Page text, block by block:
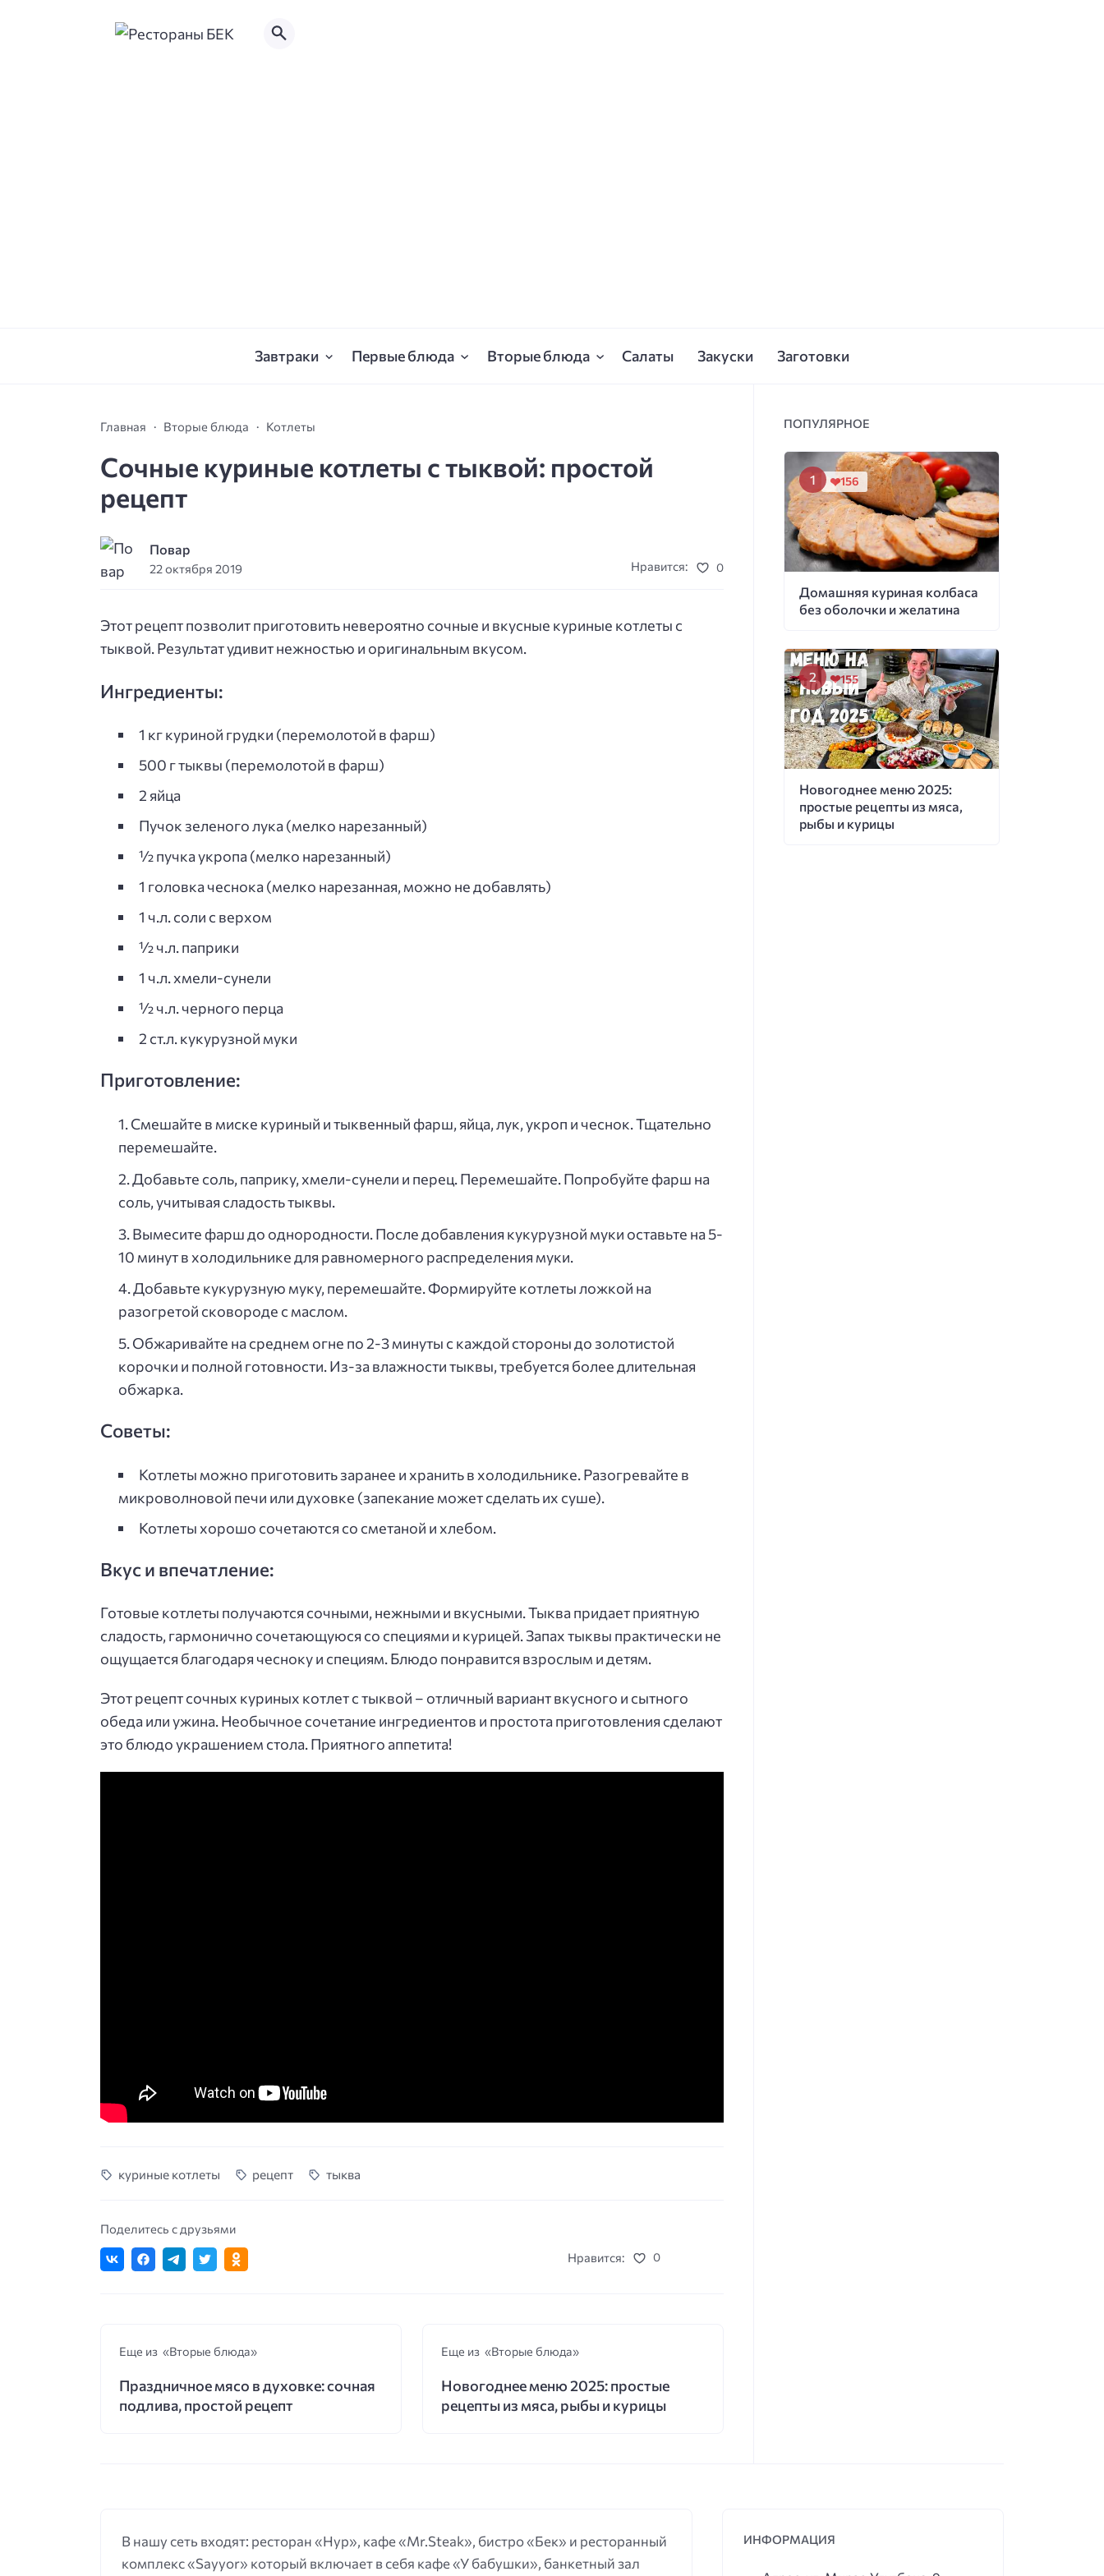
Завтраки Первые блюда Вторые блюда Салаты Закуски Заготовки
Главная Вторые блюда Котлеты
Сочные куриные котлеты с тыквой: простой
рецепт
Повар
22 октября 2019 Нравится: 0
Этот рецепт позволит приготовить невероятно сочные и вкусные куриные котлеты с
тыквой. Результат удивит нежностью и оригинальным вкусом.
Ингредиенты:
1 кг куриной грудки (перемолотой в фарш)
500 г тыквы (перемолотой в фарш)
2 яйца
Пучок зеленого лука (мелко нарезанный)
½ пучка укропа (мелко нарезанный)
1 головка чеснока (мелко нарезанная, можно не добавлять)
1 ч.л. соли с верхом
½ ч.л. паприки
1 ч.л. хмели-сунели
½ ч.л. черного перца
2 ст.л. кукурузной муки
Приготовление:
Смешайте в миске куриный и тыквенный фарш, яйца, лук, укроп и чеснок. Тщательно
перемешайте.
Добавьте соль, паприку, хмели-сунели и перец. Перемешайте. Попробуйте фарш на
соль, учитывая сладость тыквы.
Вымесите фарш до однородности. После добавления кукурузной муки оставьте на 5-
10 минут в холодильнике для равномерного распределения муки.
Добавьте кукурузную муку, перемешайте. Формируйте котлеты ложкой на
разогретой сковороде с маслом.
Обжаривайте на среднем огне по 2-3 минуты с каждой стороны до золотистой
корочки и полной готовности. Из-за влажности тыквы, требуется более длительная
обжарка.
Советы:
Котлеты можно приготовить заранее и хранить в холодильнике. Разогревайте в
микроволновой печи или духовке (запекание может сделать их суше).
Котлеты хорошо сочетаются со сметаной и хлебом.
Вкус и впечатление:
Готовые котлеты получаются сочными, нежными и вкусными. Тыква придает приятную
сладость, гармонично сочетающуюся со специями и курицей. Запах тыквы практически не
ощущается благодаря чесноку и специям. Блюдо понравится взрослым и детям.
Этот рецепт сочных куриных котлет с тыквой – отличный вариант вкусного и сытного
обеда или ужина. Необычное сочетание ингредиентов и простота приготовления сделают
это блюдо украшением стола. Приятного аппетита!
куриные котлеты рецепт тыква
Поделитесь с друзьями
Нравится:
0
Еще из «Вторые блюда»
Праздничное мясо в духовке: сочная
подлива, простой рецепт
Еще из «Вторые блюда»
Новогоднее меню 2025: простые
рецепты из мяса, рыбы и курицы
ПОПУЛЯРНОЕ
Домашняя куриная колбаса
без оболочки и желатина
156
Новогоднее меню 2025:
простые рецепты из мяса,
рыбы и курицы
155
В нашу сеть входят: ресторан «Нур», кафе «Mr.Steak», бистро «Бек» и ресторанный
комплекс «Sayyor» который включает в себя кафе «У бабушки», банкетный зал
ИНФОРМАЦИЯ